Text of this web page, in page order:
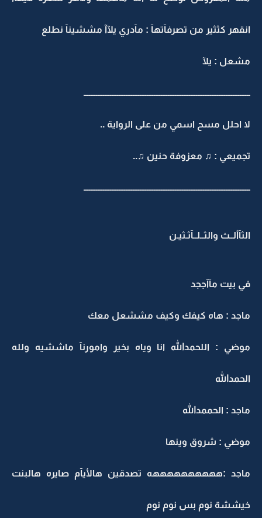
انقهر كثثير من تصرفآتهآ : مآدري يلآآ مششينآ نطلع
مشعل : يلآ
ـــــــــــــــــــــــــــــــــــــــــــــــــــــــــــــــــــــــــــــــــــــــــــــــ
لا احلل مسح اسمي من على الرواية ..
تجميعي : ♫ معزوفة حنين ♫..
ـــــــــــــــــــــــــــــــــــــــــــــــــــــــــــــــــــــــــــــــــــــــــــــــ
الثآألــث والثــلــآثـثيـن
في بيت مآآججد
ماجد : هاه كيفك وكيف مششعل معك
موضي : اللحمدالله انا وياه بخير وامورنآ ماششيه ولله
الحمدالله
ماجد : الحممدالله
موضي : شروق وينها
ماجد :ههههههههههه تصدقين هالأيآم صايره هالبنت
خيششة نوم بس نوم نوم